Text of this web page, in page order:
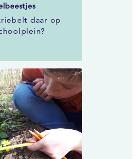
daar op